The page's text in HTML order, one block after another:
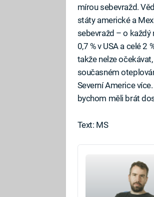
mírou sebevražd.
státy americké a
sebevražd – o každý
0,7 % v USA a celé
takže nelze
současném
Severní Americe
bychom měli brát
Text: MS